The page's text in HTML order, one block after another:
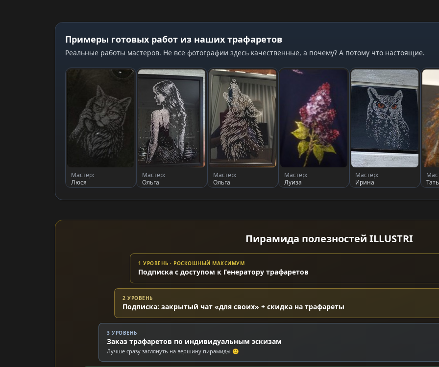
Примеры готовых работ из наших трафаретов
Реальные работы мастеров. Не все фотографии здесь качественные, а почему? А потому что настоящие.
Мастер:
Люся
Мастер:
Ольга
Мастер:
Ольга
Мастер:
Луиза
Мастер:
Ирина
Пирамида полезностей ILLUSTRI
1 УРОВЕНЬ · РОСКОШНЫЙ МАКСИМУМ
Подписка с доступом к Генератору трафаретов
2 УРОВЕНЬ
Подписка: закрытый чат «для своих» + скидка на трафареты
3 УРОВЕНЬ
Заказ трафаретов по индивидуальным эскизам
Лучше сразу заглянуть на вершину пирамиды 🙂